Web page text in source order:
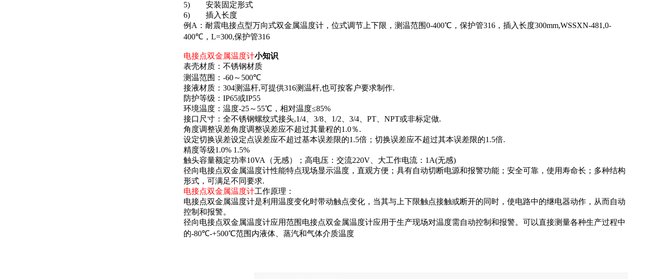
5)
安装固定形式
6)
插入长度
例A：耐震电接点型万向式双金属温度计，位式调节上下限，测温范围0-400℃，保护管316，插入长度300mm,WSSXN-481,0-
400℃，L=300,保护管316
电接点双金属温度计小知识
表壳材质：不锈钢材质
测温范围： -60～ 500℃
接液材质： 304测温杆,可提供316测温杆,也可按客户要求制作.
防护等级： IP65或IP55
环境温度：温度-25～ 55℃，相对温度≤85%
接口尺寸：全不锈钢螺纹式接头,1/4 3/8 1/2 3/4 PT NPT或非标定做.
角度调整误差角度调整误差应不超过其量程的1.0％.
设定切换误差设定点误差应不超过基本误差限的1.5倍；切换误差应不超过其本误差限的1.5倍.
精度等级1.0% 1.5%
触头容量额定功率10VA （无感）；高电压：交流220V 、大工作电流： 1A(无感)
径向电接点双金属温度计性能特点现场显示温度，直观方便；具有自动切断电源和报警功能；安全可靠，使用寿命长；多种结构
形式，可满足不同要求.
电接点双金属温度计工作原理：
电接点双金属温度计是利用温度变化时带动触点变化，当其与上下限触点接触或断开的同时，使电路中的继电器动作，从而自动
控制和报警。
径向电接点双金属温度计应用范围电接点双金属温度计应用于生产现场对温度需自动控制和报警。可以直接测量各种生产过程中
的-80℃-+500℃范围内液体、蒸汽和气体介质温度